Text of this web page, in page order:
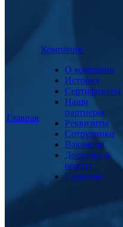
Главная
Компания
О компании
История
Сертификаты
Наши
партнеры
Реквизиты
Сотрудники
Вакансии
Доставка и
оплата
Гарантия